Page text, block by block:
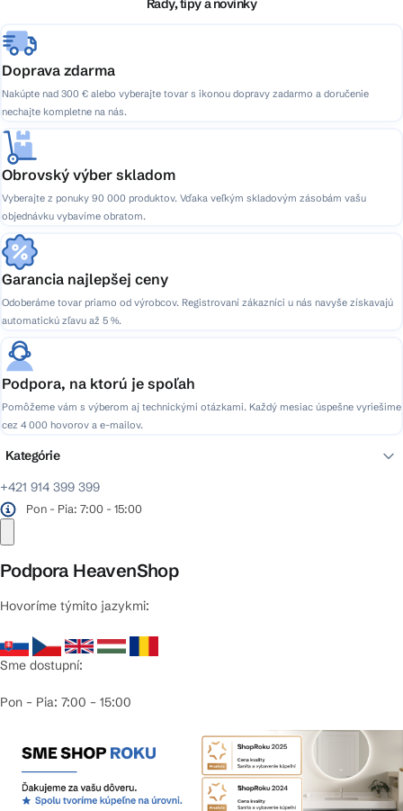
e
Rady, tipy a novinky
Doprava zdarma
Nakúpte nad 300 € alebo vyberajte tovar s ikonou dopravy zadarmo a doručenie
nechajte kompletne na nás.
Obrovský výber skladom
Vyberajte z ponuky 90 000 produktov. Vďaka veľkým skladovým zásobám vašu
objednávku vybavíme obratom.
Garancia najlepšej ceny
Odoberáme tovar priamo od výrobcov. Registrovaní zákazníci u nás navyše získavajú
automatickú zľavu až 5 %.
Podpora, na ktorú je spoľah
Pomôžeme vám s výberom aj technickými otázkami. Každý mesiac úspešne vyriešime
cez 4 000 hovorov a e-mailov.
+421 914 399 399
Pon - Pia: 7:00 - 15:00
Podpora HeavenShop
Hovoríme týmito jazykmi:
Sme dostupní:
Pon – Pia: 7:00 – 15:00
Kategórie